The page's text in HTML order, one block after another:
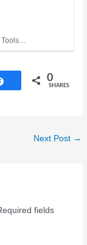
Share 0
SHARES
Next Post →
fields